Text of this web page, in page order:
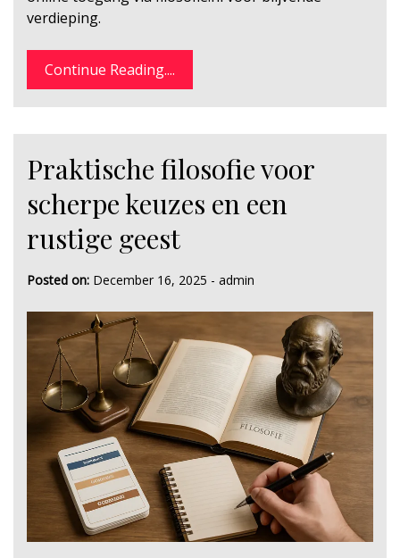
verdieping.
Continue Reading....
Praktische filosofie voor
scherpe keuzes en een
rustige geest
Posted on: December 16, 2025 - admin